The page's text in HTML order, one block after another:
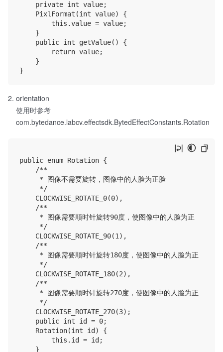
    private int value;
    PixlFormat(int value) {
        this.value = value;
    }
    public int getValue() {
        return value;
    }
orientation
使用时参考
com.bytedance.labcv.effectsdk.BytedEffectConstants.Rotation
public enum Rotation {
    /**
     * 图像不需要旋转，图像中的人脸为正脸
     */
    CLOCKWISE_ROTATE_0(0),
    /**
     * 图像需要顺时针旋转90度，使图像中的人脸为正
     */
    CLOCKWISE_ROTATE_90(1),
    /**
     * 图像需要顺时针旋转180度，使图像中的人脸为正
     */
    CLOCKWISE_ROTATE_180(2),
    /**
     * 图像需要顺时针旋转270度，使图像中的人脸为正
     */
    CLOCKWISE_ROTATE_270(3);
    public int id = 0;
    Rotation(int id) {
        this.id = id;
    }